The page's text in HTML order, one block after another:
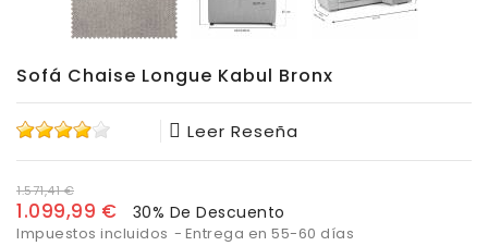
Sofá Chaise Longue Kabul Bronx
Leer Reseña
1.571,41 €
1.099,99 € 30% De Descuento
Impuestos incluidos Entrega en 55-60 días